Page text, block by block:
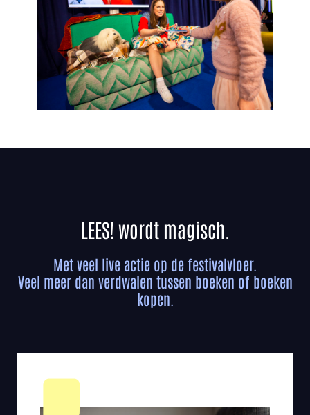
LEES! wordt magisch.
Met veel live actie op de festivalvloer.
Veel meer dan verdwalen tussen boeken of boeken
kopen.